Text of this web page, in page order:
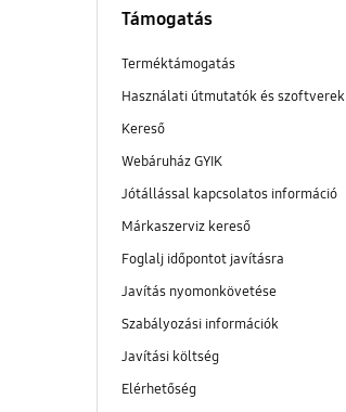
Támogatás
Terméktámogatás
Használati útmutatók és szoftverek
Kereső
Webáruház GYIK
Jótállással kapcsolatos információ
Márkaszerviz kereső
Foglalj időpontot javításra
Javítás nyomonkövetése
Szabályozási információk
Javítási költség
Elérhetőség